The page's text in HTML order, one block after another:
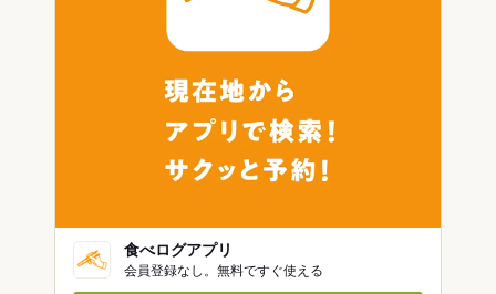
食べログアプリ
会員登録なし。無料ですぐ使える